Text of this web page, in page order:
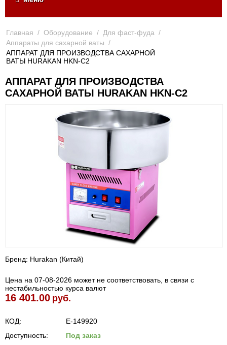
Главная / Оборудование / Для фаст-фуда /
Аппараты для сахарной ваты /
АППАРАТ ДЛЯ ПРОИЗВОДСТВА САХАРНОЙ
ВАТЫ HURAKAN HKN-C2
АППАРАТ ДЛЯ ПРОИЗВОДСТВА
САХАРНОЙ ВАТЫ HURAKAN HKN-C2
Бренд: Hurakan (Китай)
Цена на 07-08-2026 может не соответствовать, в связи с
нестабильностью курса валют
16 401.00 руб.
КОД:
E-149920
Доступность:
Под заказ